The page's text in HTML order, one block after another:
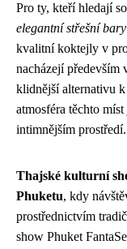
Pro ty, kteří hledají
elegantní střešní
kvalitní koktejly v
nacházejí
klidnější alternativu
atmosféra těchto
intimnějším prostředí.
Thajské kulturní
Phuketu, kdy
prostřednictvím
show Phuket